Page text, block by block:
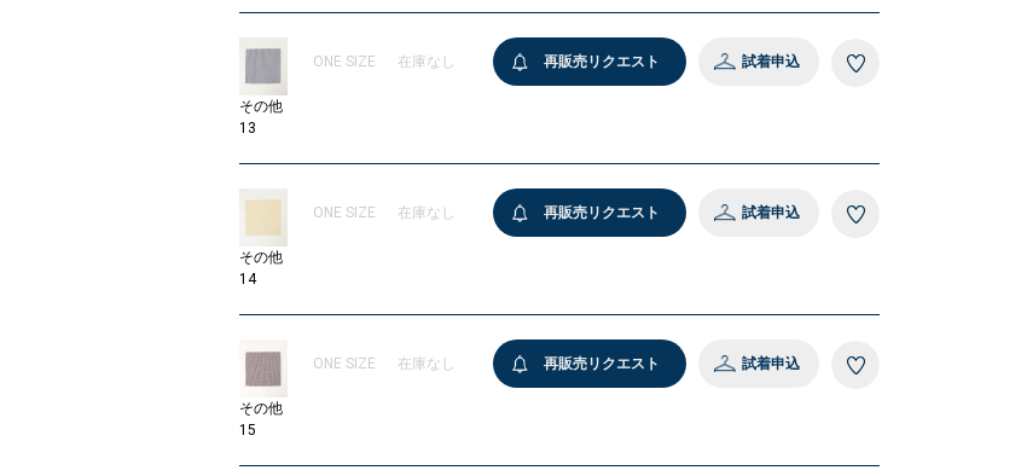
その他
13
ONE SIZE 在庫なし 再販売リクエスト 試着申込
その他
14
ONE SIZE 在庫なし 再販売リクエスト 試着申込
その他
15
ONE SIZE 在庫なし 再販売リクエスト 試着申込